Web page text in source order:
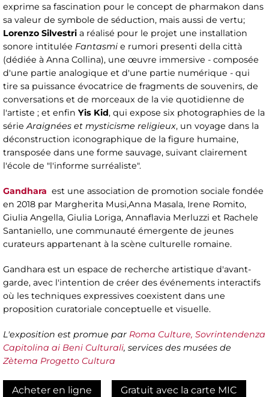
exprime sa fascination pour le concept de pharmakon dans
sa valeur de symbole de séduction, mais aussi de vertu;
Lorenzo Silvestri a réalisé pour le projet une installation
sonore intitulée Fantasmi e rumori presenti della città
(dédiée à Anna Collina), une œuvre immersive - composée
d'une partie analogique et d'une partie numérique - qui
tire sa puissance évocatrice de fragments de souvenirs, de
conversations et de morceaux de la vie quotidienne de
l'artiste ; et enfin Yis Kid, qui expose six photographies de la
sérieAraignées et mysticisme religieux, un voyage dans la
déconstruction iconographique de la figure humaine,
transposée dans une forme sauvage, suivant clairement
l'école de "l'informe surréaliste".
Gandhara est une association de promotion sociale fondée
en 2018 par Margherita Musi,Anna Masala, Irene Romito,
Giulia Angella, Giulia Loriga, Annaflavia Merluzzi et Rachele
Santaniello, une communauté émergente de jeunes
curateurs appartenant à la scène culturelle romaine.
Gandhara est un espace de recherche artistique d'avant-
garde, avec l'intention de créer des événements interactifs
où les techniques expressives coexistent dans une
proposition curatoriale conceptuelle et visuelle.
L'exposition est promue par Roma Culture, Sovrintendenza
Capitolina ai Beni Culturali, services des musées de
Zètema Progetto Cultura
Acheter en ligne Gratuit avec la carte MIC